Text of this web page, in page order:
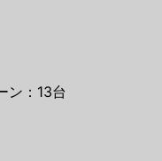
ン：13台